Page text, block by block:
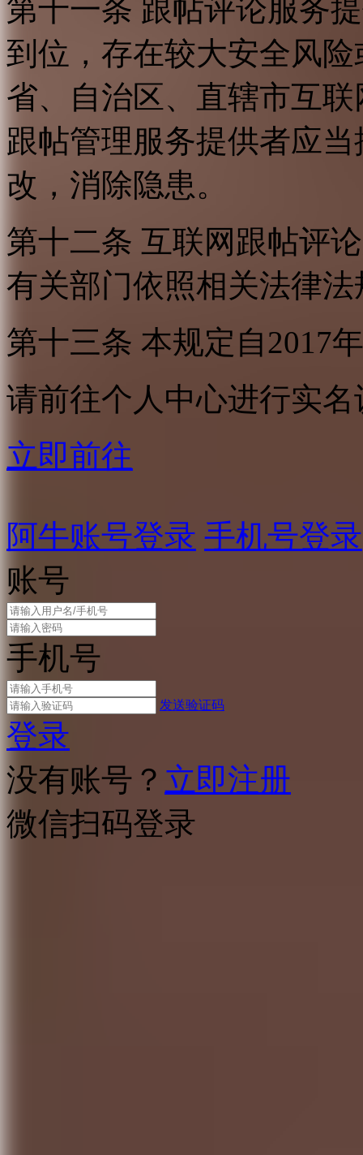
第十一条 跟帖评论服务
到位，存在较大安全风
省、自治区、直辖市互
跟帖管理服务提供者应
改，消除隐患。
第十二条 互联网跟帖评
有关部门依照相关法律
第十三条 本规定自2017
请前往个人中心进行实名
立即前往
阿牛账号登录 手机号登录
账号
手机号
发送验证码
登录
没有账号？ 立即注册
微信扫码登录